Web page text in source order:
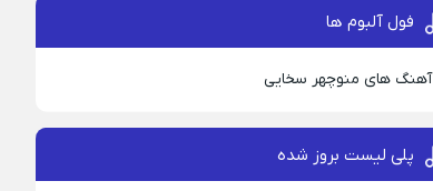
فول آلبوم ها
آهنگ های منوچهر سخایی
پلی لیست بروز شده